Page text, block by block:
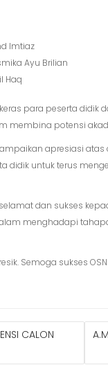
Imtiaz
Ayu Brilian
Haq
para peserta
membina potensi
apresiasi
didik untuk terus
selamat dan sukses
menghadapi
Semoga sukses
CALON